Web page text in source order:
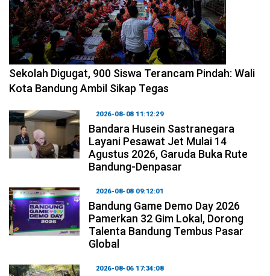
2026-08-08 14:10:48
Sekolah Digugat, 900 Siswa Terancam Pindah: Wali
Kota Bandung Ambil Sikap Tegas
2026-08-08 11:12:29
Bandara Husein Sastranegara
Layani Pesawat Jet Mulai 14
Agustus 2026, Garuda Buka Rute
Bandung-Denpasar
2026-08-08 09:12:01
Bandung Game Demo Day 2026
Pamerkan 32 Gim Lokal, Dorong
Talenta Bandung Tembus Pasar
Global
2026-08-06 17:34:08